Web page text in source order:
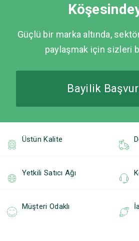
Güçlü bir marka altında,
paylaşmak için sizleri
Bayilik
Üstün Kalite
Yetkili Satıcı Ağı
Müşteri Odaklı